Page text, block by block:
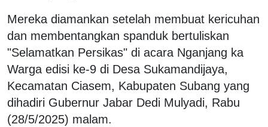
Mereka diamankan setelah membuat kericuhan
dan membentangkan spanduk bertuliskan
"Selamatkan Persikas" di acara Nganjang ka
Warga edisi ke-9 di Desa Sukamandijaya,
Kecamatan Ciasem, Kabupaten Subang yang
dihadiri Gubernur Jabar Dedi Mulyadi, Rabu
(28/5/2025) malam.